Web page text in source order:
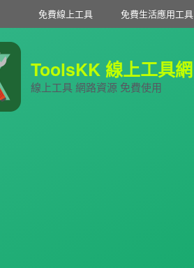
免費線上工具 免費生活應用工具
ToolsKK 線上工具網
線上工具 網路資源 免費使用